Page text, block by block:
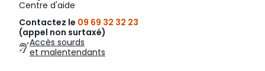
Centre d'aide
Contactez le 09 69 32 32 23
(appel non surtaxé)
Accès sourds
et malentendants